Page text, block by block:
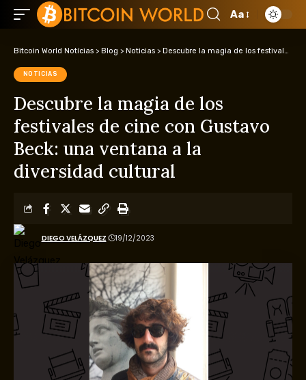
Aa
Bitcoin World Notícias > Blog > Noticias > Descubre la magia de los festivales de cine con Gustavo Beck: una ventana a la diversidad cultural
NOTICIAS
Descubre la magia de los
festivales de cine con Gustavo
Beck: una ventana a la
diversidad cultural
DIEGO VELÁZQUEZ 19/12/2023